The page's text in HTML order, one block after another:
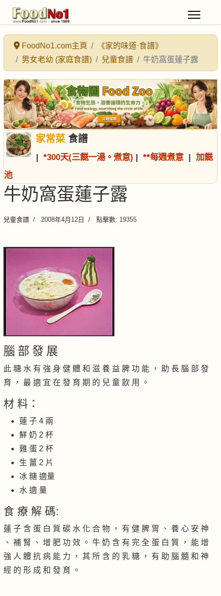
FoodNo1.com主頁
《家的味道·食譜》
男女老幼 (家庭食譜)
兒童食譜 牛奶窩蛋蓮子露
家常菜食譜
| *300天(三餸一湯。煮意) | **每週煮意 | 加餸
池
牛奶窩蛋蓮子露
兒童食譜 2008年4月12日 點擊數: 19355
腦 部 發 展
此 糖 水 有 強 身 健 體 和 滋 養 益 脾 功 能 ， 助 長 腦 部 發
育 ， 最 適 宜 在 發 育 期 的 兒 童 飲 用 。
材 料：
蓮 子 4 兩
鮮 奶 2 杯
雞 蛋 2 杯
生 薑 2 片
冰 糖 適量
水 適 量
食 療 解 碼:
蓮 子 含 蛋 白 質 碳 水 化 合 物 ， 有 健 脾 胃 、 養 心 安 神
、 補 腎 、 增 肥 功 效 。 牛 奶 含 有 完 全 蛋 白 質 ， 能 增
強 人 體 抗 病 能 力 ， 其 所 含 的 乳 糖 ， 有 助 腦 髓 和 神
經 的 形 成 和 發 育 。